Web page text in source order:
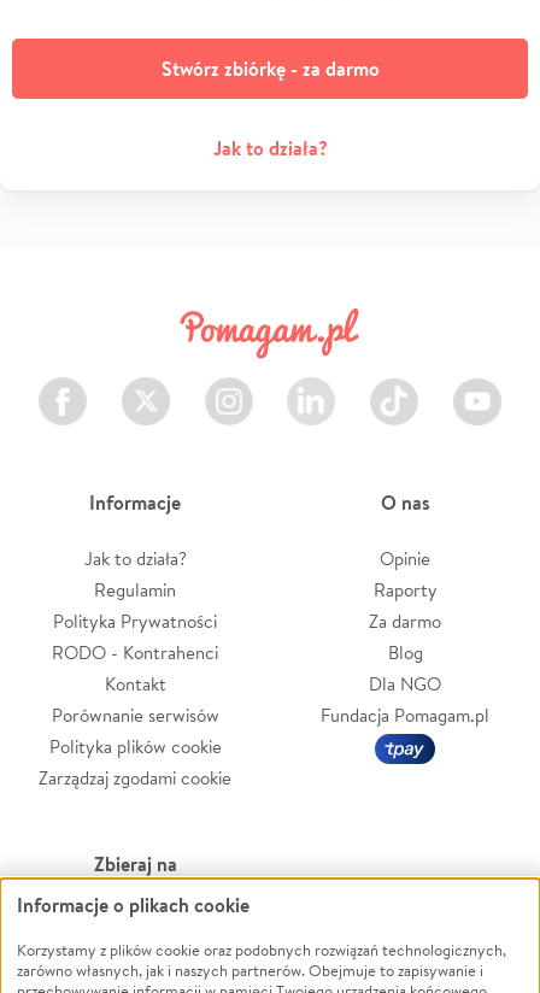
Stwórz zbiórkę - za darmo
Jak to działa?
Facebook Twitter Instagram LinkedIn TikTok Youtube
Informacje
Jak to działa?
Regulamin
Polityka Prywatności
RODO - Kontrahenci
Kontakt
Porównanie serwisów
Polityka plików cookie
Zarządzaj zgodami cookie
O nas
Opinie
Raporty
Za darmo
Blog
Dla NGO
Fundacja Pomagam.pl
Zbieraj na
Leczenie
Zwierzęta
Pożar
Powódź
Wichura
Informacje o plikach cookie
Korzystamy z plików cookie oraz podobnych rozwiązań technologicznych,
zarówno własnych, jak i naszych partnerów. Obejmuje to zapisywanie i